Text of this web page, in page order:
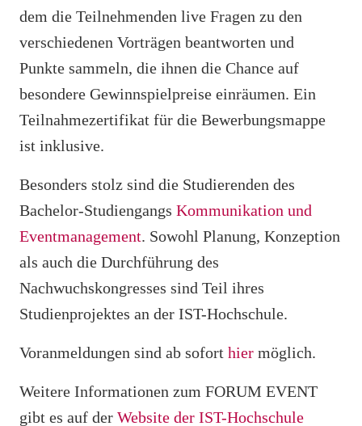
dem die Teilnehmenden live Fragen zu den
verschiedenen Vorträgen beantworten und
Punkte sammeln, die ihnen die Chance auf
besondere Gewinnspielpreise einräumen. Ein
Teilnahmezertifikat für die Bewerbungsmappe
ist inklusive.
Besonders stolz sind die Studierenden des
Bachelor-Studiengangs Kommunikation und
Eventmanagement. Sowohl Planung, Konzeption
als auch die Durchführung des
Nachwuchskongresses sind Teil ihres
Studienprojektes an der IST-Hochschule.
Voranmeldungen sind ab sofort hier möglich.
Weitere Informationen zum FORUM EVENT
gibt es auf der Website der IST-Hochschule